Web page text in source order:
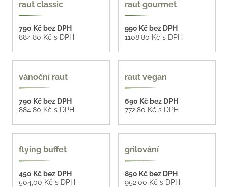
raut classic
790 Kč bez DPH
884,80 Kč s DPH
raut gourmet
990 Kč bez DPH
1108,80 Kč s DPH
vánoční raut
790 Kč bez DPH
884,80 Kč s DPH
raut vegan
690 Kč bez DPH
772,80 Kč s DPH
flying buffet
450 Kč bez DPH
504,00 Kč s DPH
složte si své menu
grilování
850 Kč bez DPH
952,00 Kč s DPH